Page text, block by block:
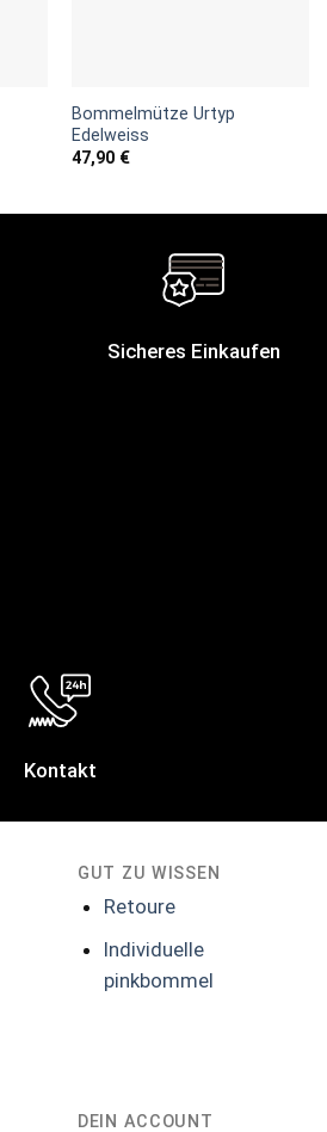
Bommelmütze Urtyp
Edelweiss
47,90 €
Sicheres Einkaufen
Kontakt
GUT ZU WISSEN
Retoure
Individuelle
pinkbommel
DEIN ACCOUNT